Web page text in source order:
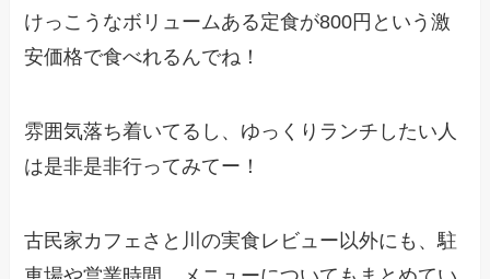
けっこうなボリュームある定食が800円という激
安価格で食べれるんでね！
雰囲気落ち着いてるし、ゆっくりランチしたい人
は是非是非行ってみてー！
古民家カフェさと川の実食レビュー以外にも、駐